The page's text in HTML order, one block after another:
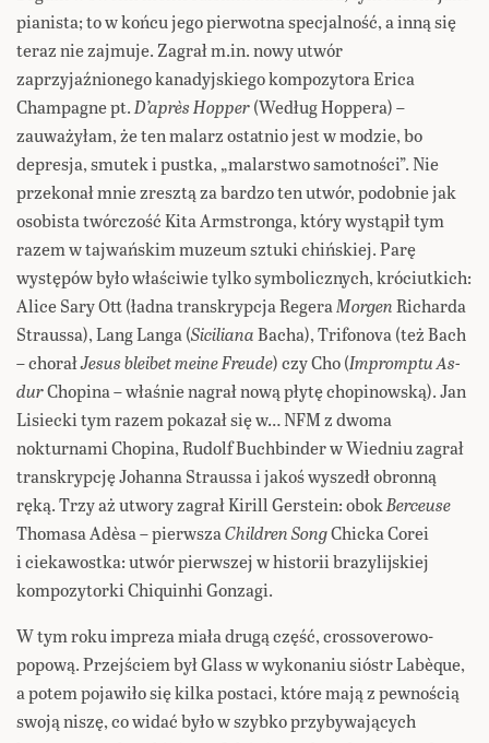
pianista; to w końcu jego pierwotna specjalność, a inną się
teraz nie zajmuje. Zagrał m.in. nowy utwór
zaprzyjaźnionego kanadyjskiego kompozytora Erica
Champagne pt.D’après Hopper(Według Hoppera) –
zauważyłam, że ten malarz ostatnio jest w modzie, bo
depresja, smutek i pustka, „malarstwo samotności”. Nie
przekonał mnie zresztą za bardzo ten utwór, podobnie jak
osobista twórczość Kita Armstronga, który wystąpił tym
razem w tajwańskim muzeum sztuki chińskiej. Parę
występów było właściwie tylko symbolicznych, króciutkich:
Alice Sary Ott (ładna transkrypcja RegeraMorgenRicharda
Straussa), Lang Langa (SicilianaBacha), Trifonova (też Bach
– chorałJesus bleibet meine Freude) czy Cho (Impromptu As-
durChopina – właśnie nagrał nową płytę chopinowską). Jan
Lisiecki tym razem pokazał się w… NFM z dwoma
nokturnami Chopina, Rudolf Buchbinder w Wiedniu zagrał
transkrypcję Johanna Straussa i jakoś wyszedł obronną
ręką. Trzy aż utwory zagrał Kirill Gerstein: obokBerceuse
Thomasa Adèsa – pierwszaChildren SongChicka Corei
i ciekawostka: utwór pierwszej w historii brazylijskiej
kompozytorki Chiquinhi Gonzagi.
W tym roku impreza miała drugą część, crossoverowo-
popową. Przejściem był Glass w wykonaniu sióstr Labèque,
a potem pojawiło się kilka postaci, które mają z pewnością
swoją niszę, co widać było w szybko przybywających